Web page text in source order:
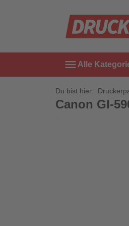
menu Alle
Du bist hier:
Canon GI-